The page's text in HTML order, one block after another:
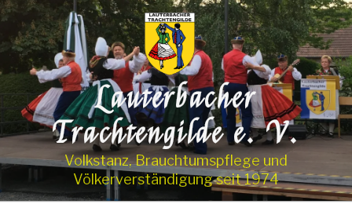
Zum
Inhalt
springen
Lauterbacher
Trachtengilde e. V.
Volkstanz, Brauchtumspflege und
Völkerverständigung seit 1974